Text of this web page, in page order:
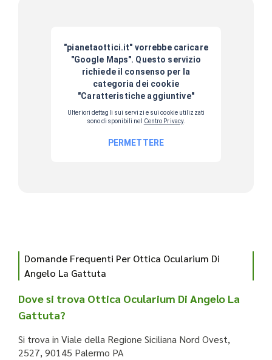
Domande Frequenti Per Ottica Ocularium Di
Angelo La Gattuta
Dove si trova Ottica Ocularium Di Angelo La
Gattuta?
Si trova in Viale della Regione Siciliana Nord Ovest,
2527, 90145 Palermo PA